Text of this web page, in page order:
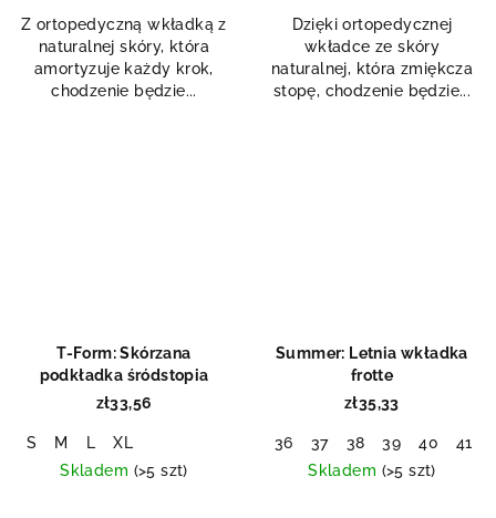
na
5
gwiazdek.
Z ortopedyczną wkładką z
naturalnej skóry, która
amortyzuje każdy krok,
chodzenie będzie...
Dzięki ortopedycznej
wkładce ze skóry
naturalnej, która zmiękcza
stopę, chodzenie będzie...
T-Form: Skórzana
podkładka śródstopia
zł33,56
S M L
XL
Skladem (>5 szt)
Summer: Letnia wkładka
frotte
zł35,33
36 37 38 39 40 41
Skladem (>5 szt)